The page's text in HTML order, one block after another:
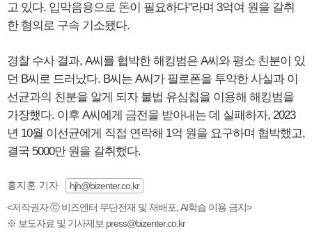
고 있다. 입막음용으로 돈이 필요하다"라며 3억여 원을 갈취
한 혐의로 구속 기소됐다.
경찰 수사 결과, A씨를 협박한 해킹범은 A씨와 평소 친분이 있
던 B씨로 드러났다. B씨는 A씨가 필로폰을 투약한 사실과 이
선균과의 친분을 알게 되자 불법 유심칩을 이용해 해킹범을
가장했다. 이후 A씨에게 금전을 받아내는 데 실패하자, 2023
년 10월 이선균에게 직접 연락해 1억 원을 요구하며 협박했고,
결국 5000만 원을 갈취했다.
홍지훈 기자
hjh@bizenter.co.kr
<저작권자 ⓒ 비즈엔터 무단전재 및 재배포, AI학습 이용 금지>
※ 보도자료 및 기사제보 press@bizenter.co.kr